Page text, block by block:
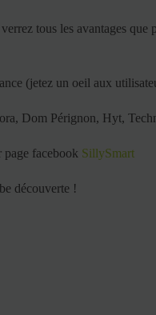
tous les avantages
(jetez un oeil aux
Dom Pérignon, Hyt,
page facebook SillySmart
découverte !